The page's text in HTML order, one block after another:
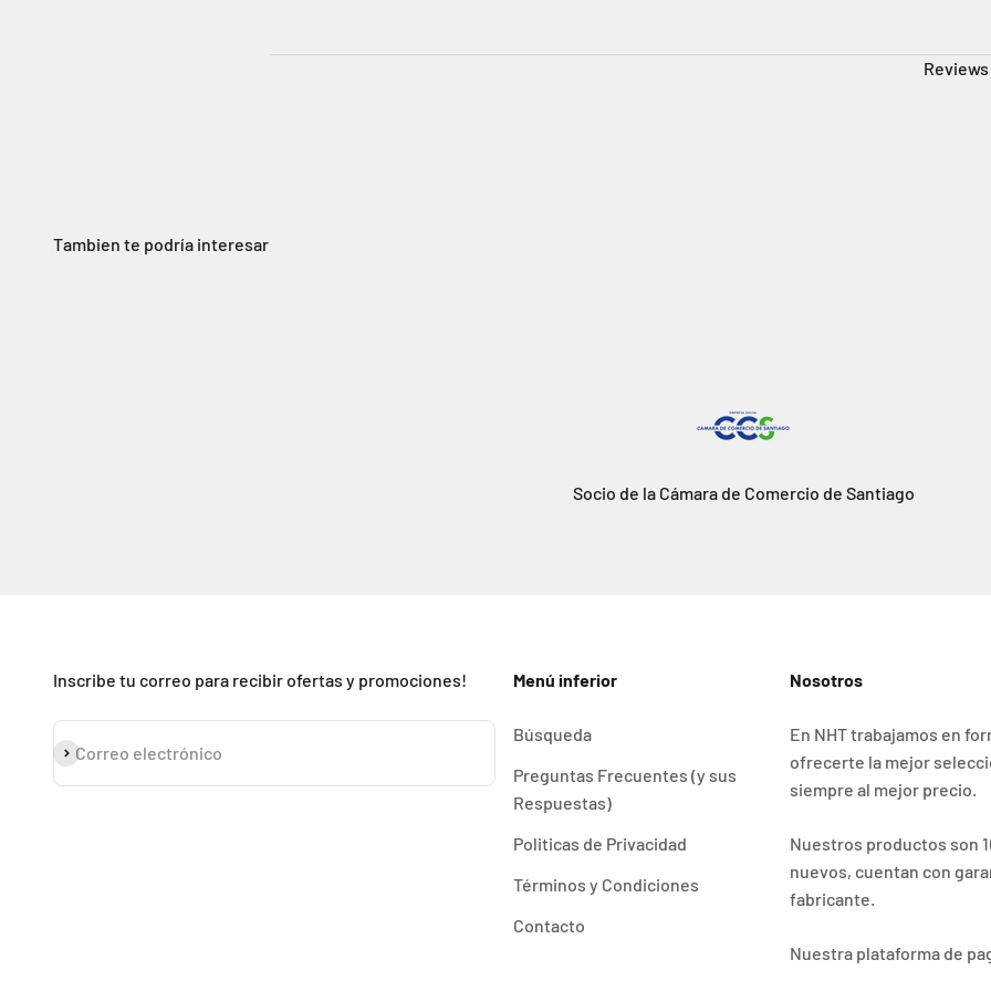
Tambien te podría interesar
Socio de la Cámara de Comercio de Santiago
Inscribe tu correo para recibir ofertas y promociones!
Correo electrónico
Suscribirse
Menú inferior
Búsqueda
Preguntas Frecuentes (y sus
Respuestas)
Politicas de Privacidad
Términos y Condiciones
Contacto
Nosotros
En NHT trabajamos en
ofrecerte la mejor
siempre al mejor precio.
Nuestros productos son
nuevos, cuentan con
fabricante.
Nuestra plataforma de